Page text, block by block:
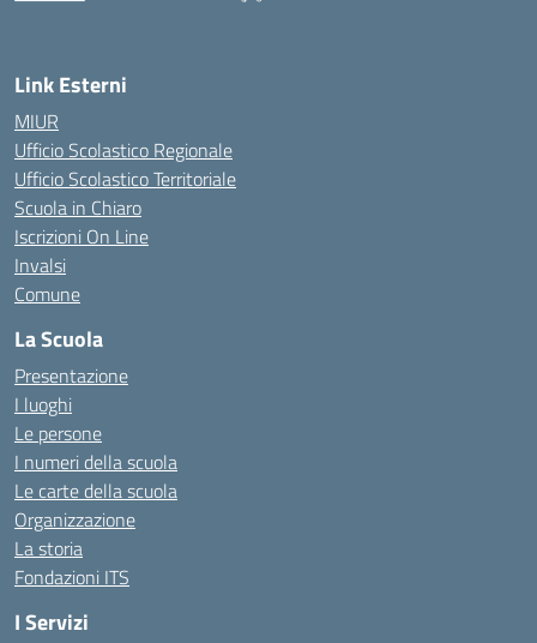
Link Esterni
MIUR
Ufficio Scolastico Regionale
Ufficio Scolastico Territoriale
Scuola in Chiaro
Iscrizioni On Line
Invalsi
Comune
La Scuola
Presentazione
I luoghi
Le persone
I numeri della scuola
Le carte della scuola
Organizzazione
La storia
Fondazioni ITS
I Servizi